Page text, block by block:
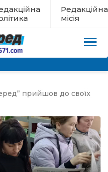
Редакційна
місія
прийшов до своїх